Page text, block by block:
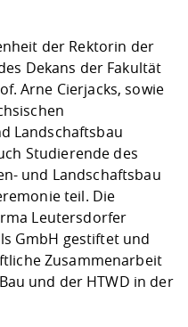
der Rektorin der
Dekans der Fakultät
Arne Cierjacks, sowie
Landschaftsbau
Studierende des
und Landschaftsbau
teil. Die
Leutersdorfer
GmbH gestiftet und
Zusammenarbeit
und der HTWD in der